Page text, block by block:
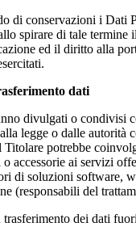
di conservazioni i Dati
spirare di tale termine
ed il diritto alla
dati
divulgati o condivisi
legge o dalle autorità
Titolare potrebbe
accessorie ai servizi
di soluzioni software,
(responsabili del
dei dati